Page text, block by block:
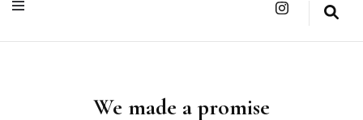
We made a promise